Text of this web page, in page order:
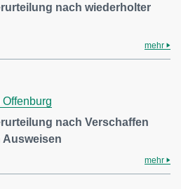
nach wiederholter
mehr
nach Verschaffen
mehr